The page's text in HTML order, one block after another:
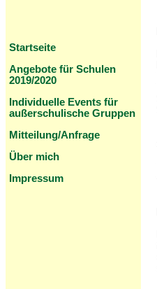
Startseite
Angebote für Schulen
2019/2020
Individuelle Events für
außerschulische Gruppen
Mitteilung/Anfrage
Über mich
Impressum